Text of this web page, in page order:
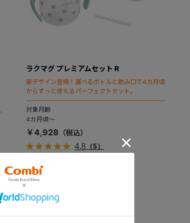
ラクマグ プレミアムセット R
新デザイン登場！選べるボトルと飲み口で4カ月頃
からずっと使えるパーフェクトセット。
対象月齢
4カ月頃～
￥4,928
4.8（5）